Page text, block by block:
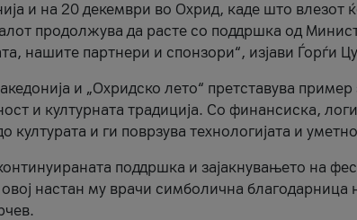
и на 20 декември во Охрид, каде што влезот
продолжува да расте со поддршка од
нашите партнери и спонзори“, изјави Ѓорѓи
и „Охридско лето“ претставува
и културната традиција. Со финансиска,
културата и ги поврзува технологијата и
поддршка и зајакнувањето на
настан му врачи симболична благодарница